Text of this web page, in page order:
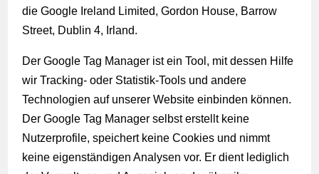
die Google Ireland Limited, Gordon House, Barrow
Street, Dublin 4, Irland.
Der Google Tag Manager ist ein Tool, mit dessen Hilfe
wir Tracking- oder Statistik-Tools und andere
Technologien auf unserer Website einbinden können.
Der Google Tag Manager selbst erstellt keine
Nutzerprofile, speichert keine Cookies und nimmt
keine eigenständigen Analysen vor. Er dient lediglich